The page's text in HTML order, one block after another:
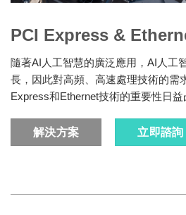
PCI Express &
隨著AI人工智慧的廣泛應用，AI人工
長，因此對高頻、高速處理技術的需
Express和Ethernet技術的重要性日益
解決方案 立即諮詢